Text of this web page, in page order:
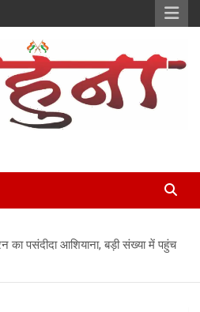
पसंदीदा आशियाना, बड़ी संख्या में पहुंच